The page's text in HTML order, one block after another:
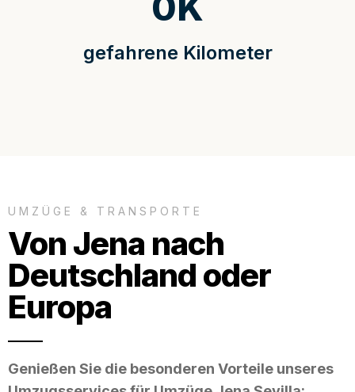
gefahrene Kilometer
UMZÜGE & TRANSPORTE
Von Jena nach
Deutschland oder
Europa
Genießen Sie die besonderen Vorteile unseres